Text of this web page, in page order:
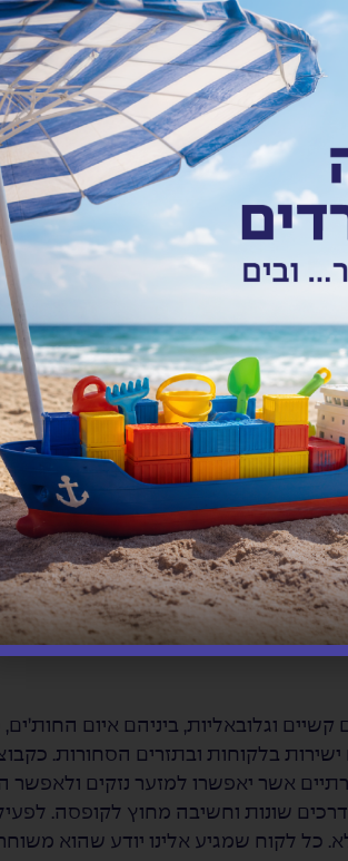
רק עיסוק בפעולות וצעדים לביצוע
ניסיונו לבין שיטות הניהול
וקידום החברה לעבר החזון”,
אחת. כשיש סמנכ”ל כספים טוב,
לי שדרה כזו, שאני מאמין שתוכל
במרלו”גים.
התלות בגורם האנושי פוחתת,
בעיה ביטחונית. סיבה נוספת היא מחירי
אם בעבר ראינו מחסנים פרוסים על שטח קרקע גדול וגובה מקסימלי של 10 מטרים,
כך נדרשים עגורנים ואוטומציה
– זהו נתון כפול לעבודה ללא
וגלובאליות, ביניהם איום
ישירות בלקוחות ובתזרים הסחורות.
אשר יאפשרו למזער נזקים
שונות וחשיבה מחוץ לקופסה.
כל לקוח שמגיע אלינו יודע שהוא